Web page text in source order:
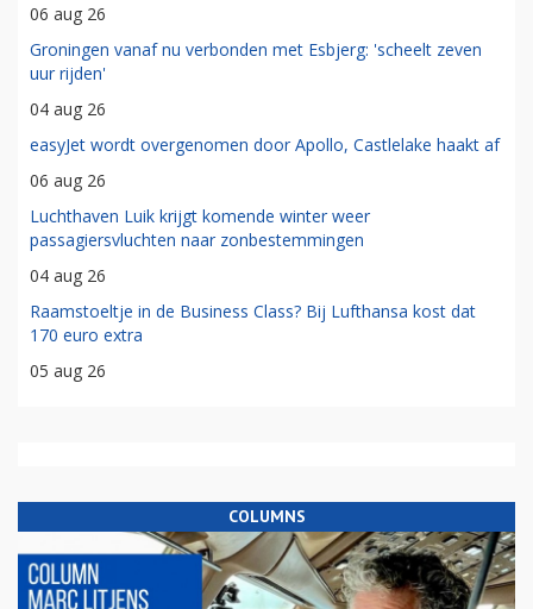
06 aug 26
Groningen vanaf nu verbonden met Esbjerg: 'scheelt zeven
uur rijden'
04 aug 26
easyJet wordt overgenomen door Apollo, Castlelake haakt af
06 aug 26
Luchthaven Luik krijgt komende winter weer
passagiersvluchten naar zonbestemmingen
04 aug 26
Raamstoeltje in de Business Class? Bij Lufthansa kost dat
170 euro extra
05 aug 26
COLUMNS